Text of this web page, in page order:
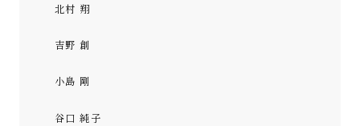
北村 翔
吉野 創
小島 剛
谷口 純子